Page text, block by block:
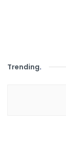
Trending.